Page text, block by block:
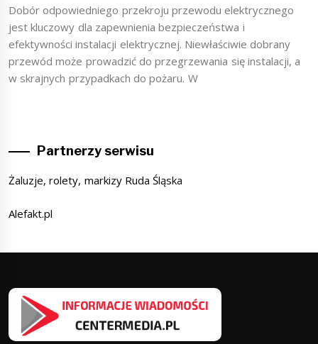
Dobór odpowiedniego przekroju przewodu elektrycznego
jest kluczowy dla zapewnienia bezpieczeństwa i
efektywności instalacji elektrycznej. Niewłaściwie dobrany
przewód może prowadzić do przegrzewania się instalacji, a
w skrajnych przypadkach do pożaru. W
Partnerzy serwisu
Żaluzje, rolety, markizy Ruda Śląska
Alefakt.pl